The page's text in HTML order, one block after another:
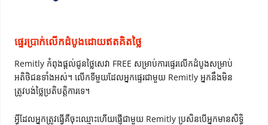
ផ្ទេរប្រាក់លើកដំបូងដោយឥតគិតថ្លៃ
Remitly កំពុងផ្តល់ជូនថ្លៃសេវា FREE សម្រាប់ការផ្ទេរលើកដំបូងសម្រាប់
អតិថិជនទាំងអស់។ លើកទីមួយដែលអ្នកផ្ទេរជាមួយ Remitly អ្នកនឹងមិន
ត្រូវបង់ថ្លៃប្រតិបត្តិការទេ។
អ្វីដែលអ្នកត្រូវធ្វើគឺចុះឈ្មោះហើយផ្ញើជាមួយ Remitly ប្រសិនបើអ្នកមានសិទ្ធិ